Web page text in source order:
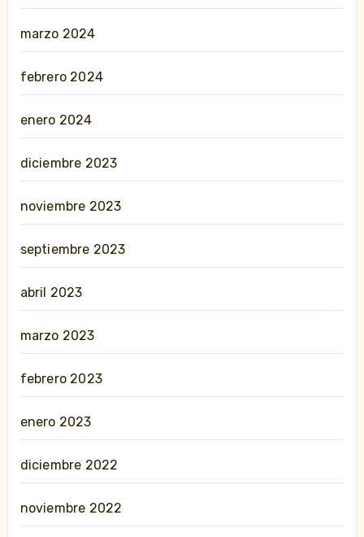
marzo 2024
febrero 2024
enero 2024
diciembre 2023
noviembre 2023
septiembre 2023
abril 2023
marzo 2023
febrero 2023
enero 2023
diciembre 2022
noviembre 2022